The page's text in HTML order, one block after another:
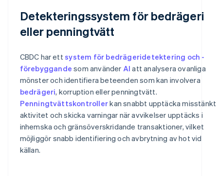
Detekteringssystem för bedrägeri
eller penningtvätt
CBDC har ettsystem för bedrägeridetektering och -
förebyggande som använder AI att analysera ovanliga
mönster och identifiera beteenden som kan involvera
bedrägeri, korruption eller penningtvätt.
Penningtvättskontrollerkan snabbt upptäcka misstänkt
aktivitet och skicka varningar när avvikelser upptäcks i
inhemska och gränsöverskridande transaktioner, vilket
möjliggör snabb identifiering och avbrytning av hot vid
källan.